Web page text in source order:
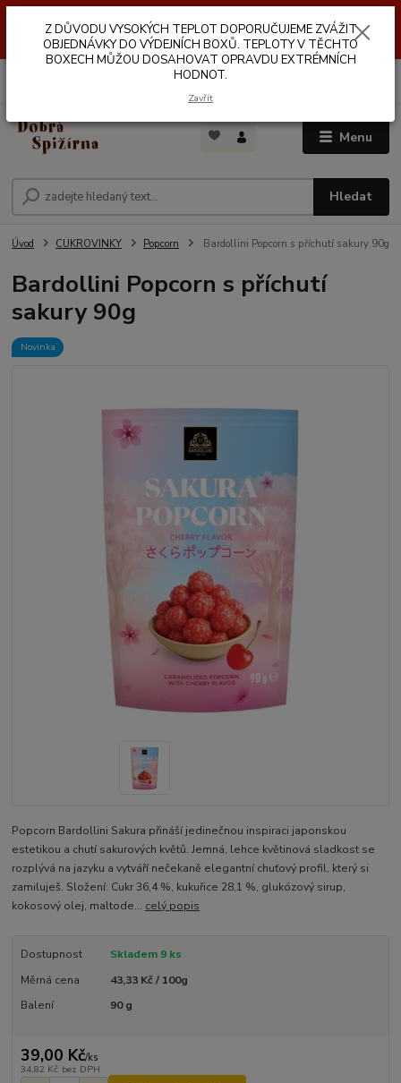
VÝDEJNÍCH BOXŮ. TEPLOTA V TĚCHTO BOXECH MŮŽE DOSAHOVAT
OPRAVDU EXTRÉMNÍCH HODNOT.
Menu
Hledat
Úvod CUKROVINKY Popcorn Bardollini Popcorn s příchutí sakury 90g
Bardollini Popcorn s příchutí
sakury 90g
Novinka
Popcorn Bardollini Sakura přináší jedinečnou inspiraci japonskou
estetikou a chutí sakurových květů. Jemná, lehce květinová sladkost se
rozplývá na jazyku a vytváří nečekaně elegantní chuťový profil, který si
zamiluješ. Složení: Cukr 36,4 %, kukuřice 28,1 %, glukózový sirup,
kokosový olej, maltode... celý popis
Dostupnost
Skladem 9 ks
Měrná cena
43,33 Kč / 100g
Balení
90 g
39,00 Kč/ks
34,82 Kč bez DPH
Z DŮVODU VYSOKÝCH TEPLOT DOPORUČUJEME ZVÁŽIT
OBJEDNÁVKY DO VÝDEJNÍCH BOXŮ. TEPLOTY V TĚCHTO
BOXECH MŮŽOU DOSAHOVAT OPRAVDU EXTRÉMNÍCH
HODNOT.
Zavřít